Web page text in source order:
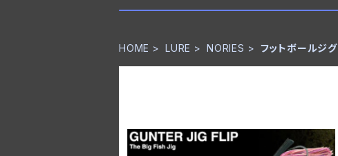
HOME LURE NORIES フットボールジグ